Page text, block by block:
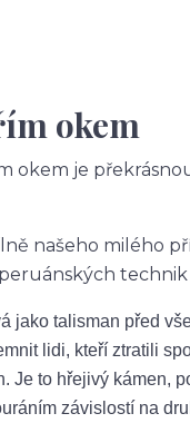
okem
okem je
našeho milého
jako talisman před
lidi, kteří ztratili
Je to hřejivý kámen,
závislostí na